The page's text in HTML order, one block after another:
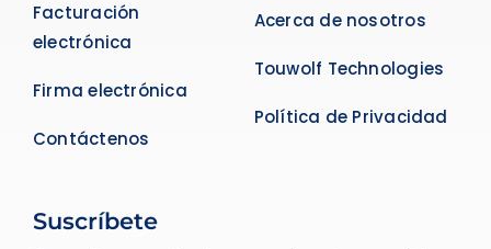
Facturación
electrónica
Firma electrónica
Contáctenos
Acerca de nosotros
Touwolf Technologies
Política de Privacidad
Suscríbete